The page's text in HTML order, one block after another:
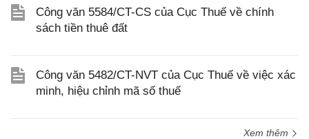
Công văn 5584/CT-CS của Cục Thuế về chính
sách tiền thuê đất
Công văn 5482/CT-NVT của Cục Thuế về việc xác
minh, hiệu chỉnh mã số thuế
Xem thêm